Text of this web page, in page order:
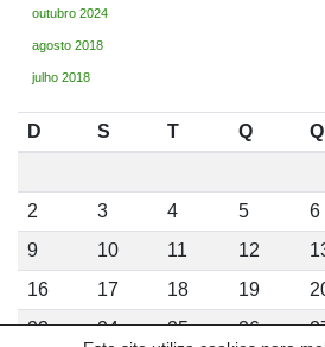
outubro 2024
agosto 2018
julho 2018
D S T Q Q
2
3 4 5 6
9
10 11 12
16
17 18 19
23
24 25 26